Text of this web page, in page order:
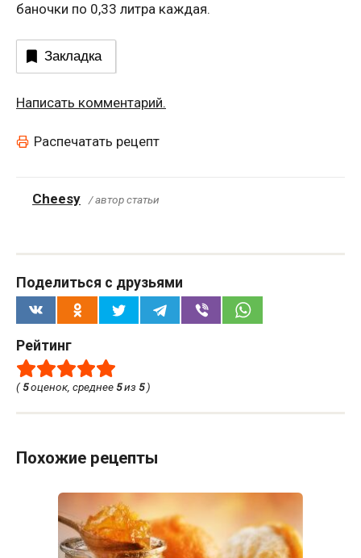
баночки по 0,33 литра каждая.
Закладка
Написать комментарий.
Распечатать рецепт
Cheesy / автор статьи
Поделиться с друзьями
Рейтинг
(5оценок, среднее5из 5)
Похожие рецепты